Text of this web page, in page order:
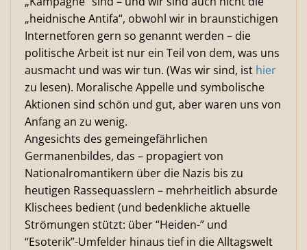
„heidnische Antifa“, obwohl wir in braunstichigen
Internetforen gern so genannt werden – die
politische Arbeit ist nur ein Teil von dem, was uns
ausmacht und was wir tun. (Was wir sind, ist hier
zu lesen). Moralische Appelle und symbolische
Aktionen sind schön und gut, aber waren uns von
Anfang an zu wenig.
Angesichts des gemeingefährlichen
Germanenbildes, das – propagiert von
Nationalromantikern über die Nazis bis zu
heutigen Rassequasslern – mehrheitlich absurde
Klischees bedient (und bedenkliche aktuelle
Strömungen stützt: über “Heiden-” und
“Esoterik”-Umfelder hinaus tief in die Alltagswelt